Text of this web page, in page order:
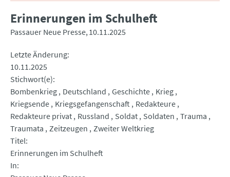
Erinnerungen im Schulheft
Passauer Neue Presse 10.11.2025
Letzte Änderung
10.11.2025
Stichwort(e)
Bombenkrieg Deutschland Geschichte Krieg
Kriegsende Kriegsgefangenschaft Redakteure
Redakteure privat Russland Soldat Soldaten Trauma
Traumata Zeitzeugen Zweiter Weltkrieg
Titel
Erinnerungen im Schulheft
In